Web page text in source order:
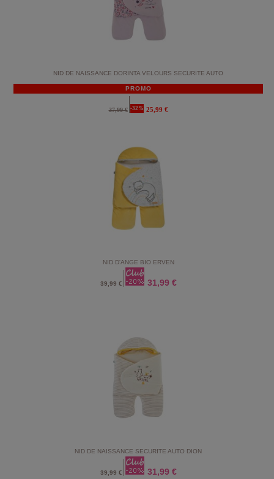
NID DE NAISSANCE DORINTA VELOURS SECURITE AUTO
PROMO
37,99 € -32% 25,99 €
NID D'ANGE BIO ERVEN
39,99 € 31,99 €
NID DE NAISSANCE SECURITE AUTO DION
39,99 € 31,99 €